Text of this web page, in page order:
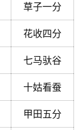
草子一分
花收四分
七马驮谷
十姑看蚕
甲田五分